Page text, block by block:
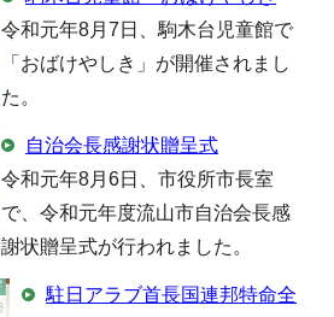
令和元年8月7日、駒木台児童館で
「おばけやしき」が開催されまし
た。
自治会長感謝状贈呈式
令和元年8月6日、市役所市長室
で、令和元年度流山市自治会長感
謝状贈呈式が行われました。
駐日アラブ首長国連邦特命全